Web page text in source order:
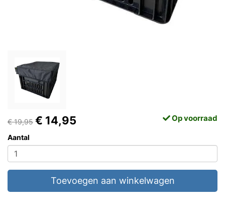
€ 19,95 € 14,95 Op voorraad
Aantal
Toevoegen aan winkelwagen